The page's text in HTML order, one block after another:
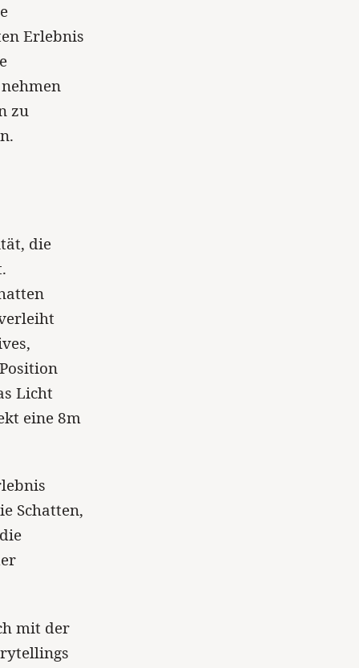
Erlebnis
zu
die
Licht
eine 8m
Schatten,
mit der